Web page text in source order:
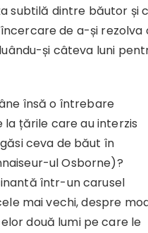
subtilă dintre băutor și
de a-și rezolva
și câteva luni
însă o întrebare
țările care au interzis
ceva de băut în
ul Osborne)?
într-un carusel
mai vechi, despre
două lumi pe care le